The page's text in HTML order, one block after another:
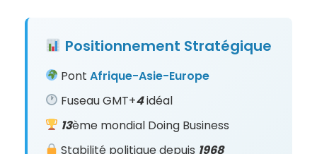
Positionnement Stratégique
PontAfrique-Asie-Europe
Fuseau GMT+4idéal
13ème mondial Doing Business
Stabilité politique depuis 1968